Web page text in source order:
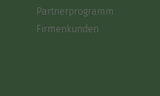
Partnerprogramm
Firmenkunden